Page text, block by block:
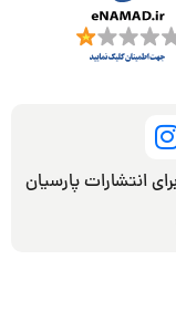
انتشارات پارسیان